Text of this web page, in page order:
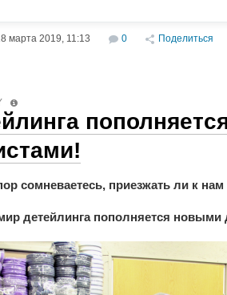
марта 2019, 11:13 0 Поделиться
сомневаетесь, приезжать ли к нам
детейлинга пополняется новыми